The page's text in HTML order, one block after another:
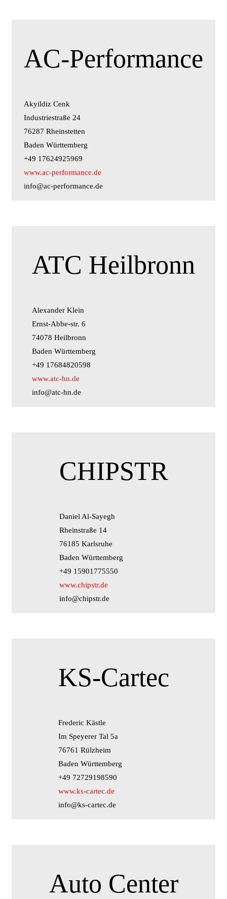
AC-Performance
Akyildiz Cenk
Industriestraße 24
76287 Rheinstetten
Baden Württemberg
+49 17624925969
www.ac-performance.de
info@ac-performance.de
ATC Heilbronn
Alexander Klein
Ernst-Abbe-str. 6
74078 Heilbronn
Baden Württemberg
+49 17684820598
www.atc-hn.de
info@atc-hn.de
CHIPSTR
Daniel Al-Sayegh
Rheinstraße 14
76185 Karlsruhe
Baden Württemberg
+49 15901775550
www.chipstr.de
info@chipstr.de
KS-Cartec
Frederic Kästle
Im Speyerer Tal 5a
76761 Rülzheim
Baden Württemberg
+49 72729198590
www.ks-cartec.de
info@ks-cartec.de
Auto Center